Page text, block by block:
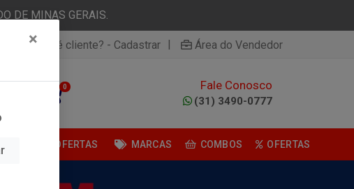
DE MINAS GERAIS.
Não é cliente? - Cadastrar | Área do Vendedor
0 Fale Conosco
(31) 3490-0777
OFERTAS MARCAS COMBOS OFERTAS
×